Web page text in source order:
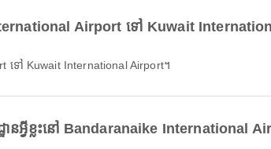
Airport ទៅ Kuwait
ទៅ Kuwait International Airport។
ឋានអ្វីខ្លះនៅ Bandaranaike International